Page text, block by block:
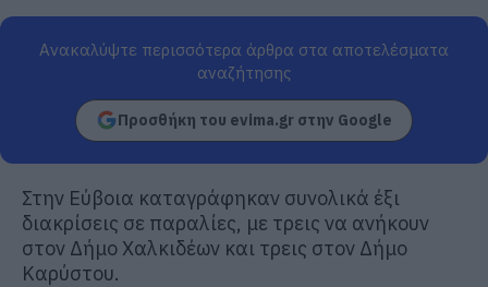
Ανακαλύψτε περισσότερα άρθρα στα αποτελέσματα
αναζήτησης
Προσθήκη του evima.gr στην Google
Στην Εύβοια καταγράφηκαν συνολικά έξι
διακρίσεις σε παραλίες, με τρεις να ανήκουν
στον Δήμο Χαλκιδέων και τρεις στον Δήμο
Καρύστου.